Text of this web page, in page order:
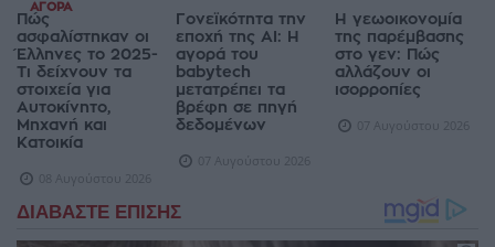
ΑΓΟΡΆ
Πώς
ασφαλίστηκαν οι
Έλληνες το 2025-
Τι δείχνουν τα
στοιχεία για
Αυτοκίνητο,
Μηχανή και
Κατοικία
08 Αυγούστου 2026
Γονεϊκότητα την
εποχή της AI: Η
αγορά του
babytech
μετατρέπει τα
βρέφη σε πηγή
δεδομένων
07 Αυγούστου 2026
Η γεωοικονομία
της παρέμβασης
στο γεν: Πώς
αλλάζουν οι
ισορροπίες
07 Αυγούστου 2026